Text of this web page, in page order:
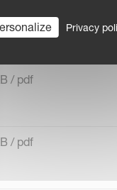
/ pdf
/ pdf
/ pdf
Privacy